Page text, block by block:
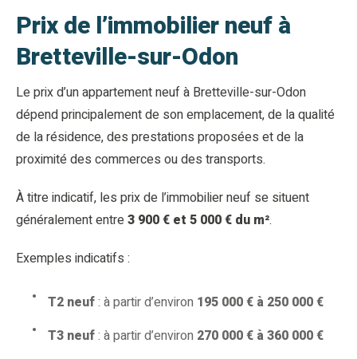
Prix de l’immobilier neuf à
Bretteville-sur-Odon
Le prix d’un appartement neuf à Bretteville-sur-Odon
dépend principalement de son emplacement, de la qualité
de la résidence, des prestations proposées et de la
proximité des commerces ou des transports.
À titre indicatif, les prix de l’immobilier neuf se situent
généralement entre3 900 € et 5 000 € du m².
Exemples indicatifs :
T2 neuf: à partir d’environ 195 000 € à 250 000 €
T3 neuf: à partir d’environ 270 000 € à 360 000 €